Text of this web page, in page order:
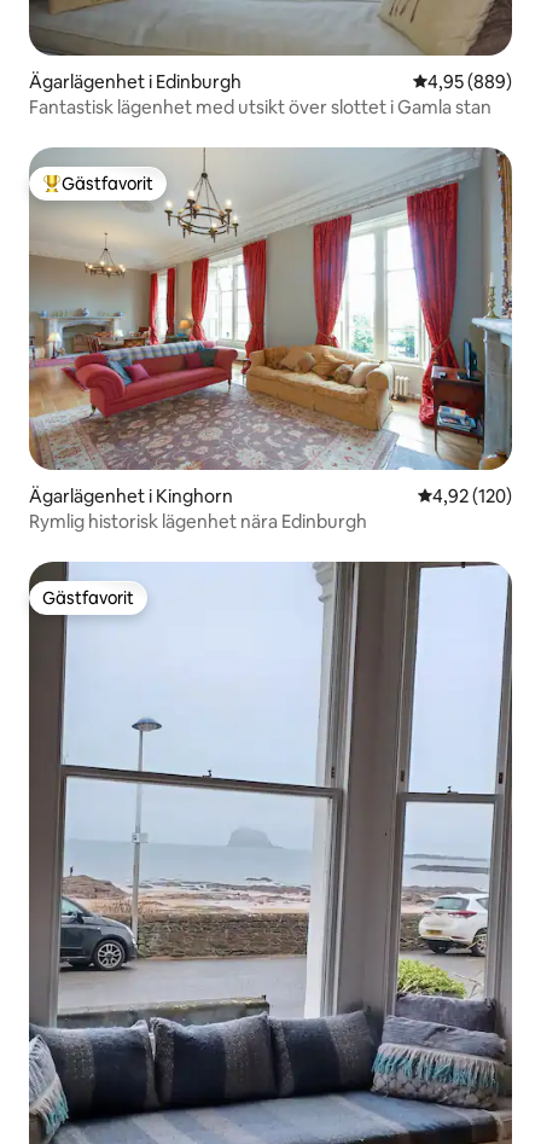
Ägarlägenhet i Edinburgh 4,95 av 5 i
4,95 (889)
Fantastisk lägenhet med utsikt över slottet i Gamla stan
Populär gästfavorit
Gästfavorit
Ägarlägenhet i Kinghorn 4,92 av 5 i
4,92 (120)
Rymlig historisk lägenhet nära Edinburgh
Gästfavorit
Gästfavorit